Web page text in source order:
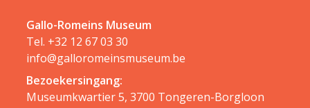
Gallo-Romeins Museum
Tel. +32 12 67 03 30
info@galloromeinsmuseum.be
Bezoekersingang:
Museumkwartier 5, 3700 Tongeren-Borgloon